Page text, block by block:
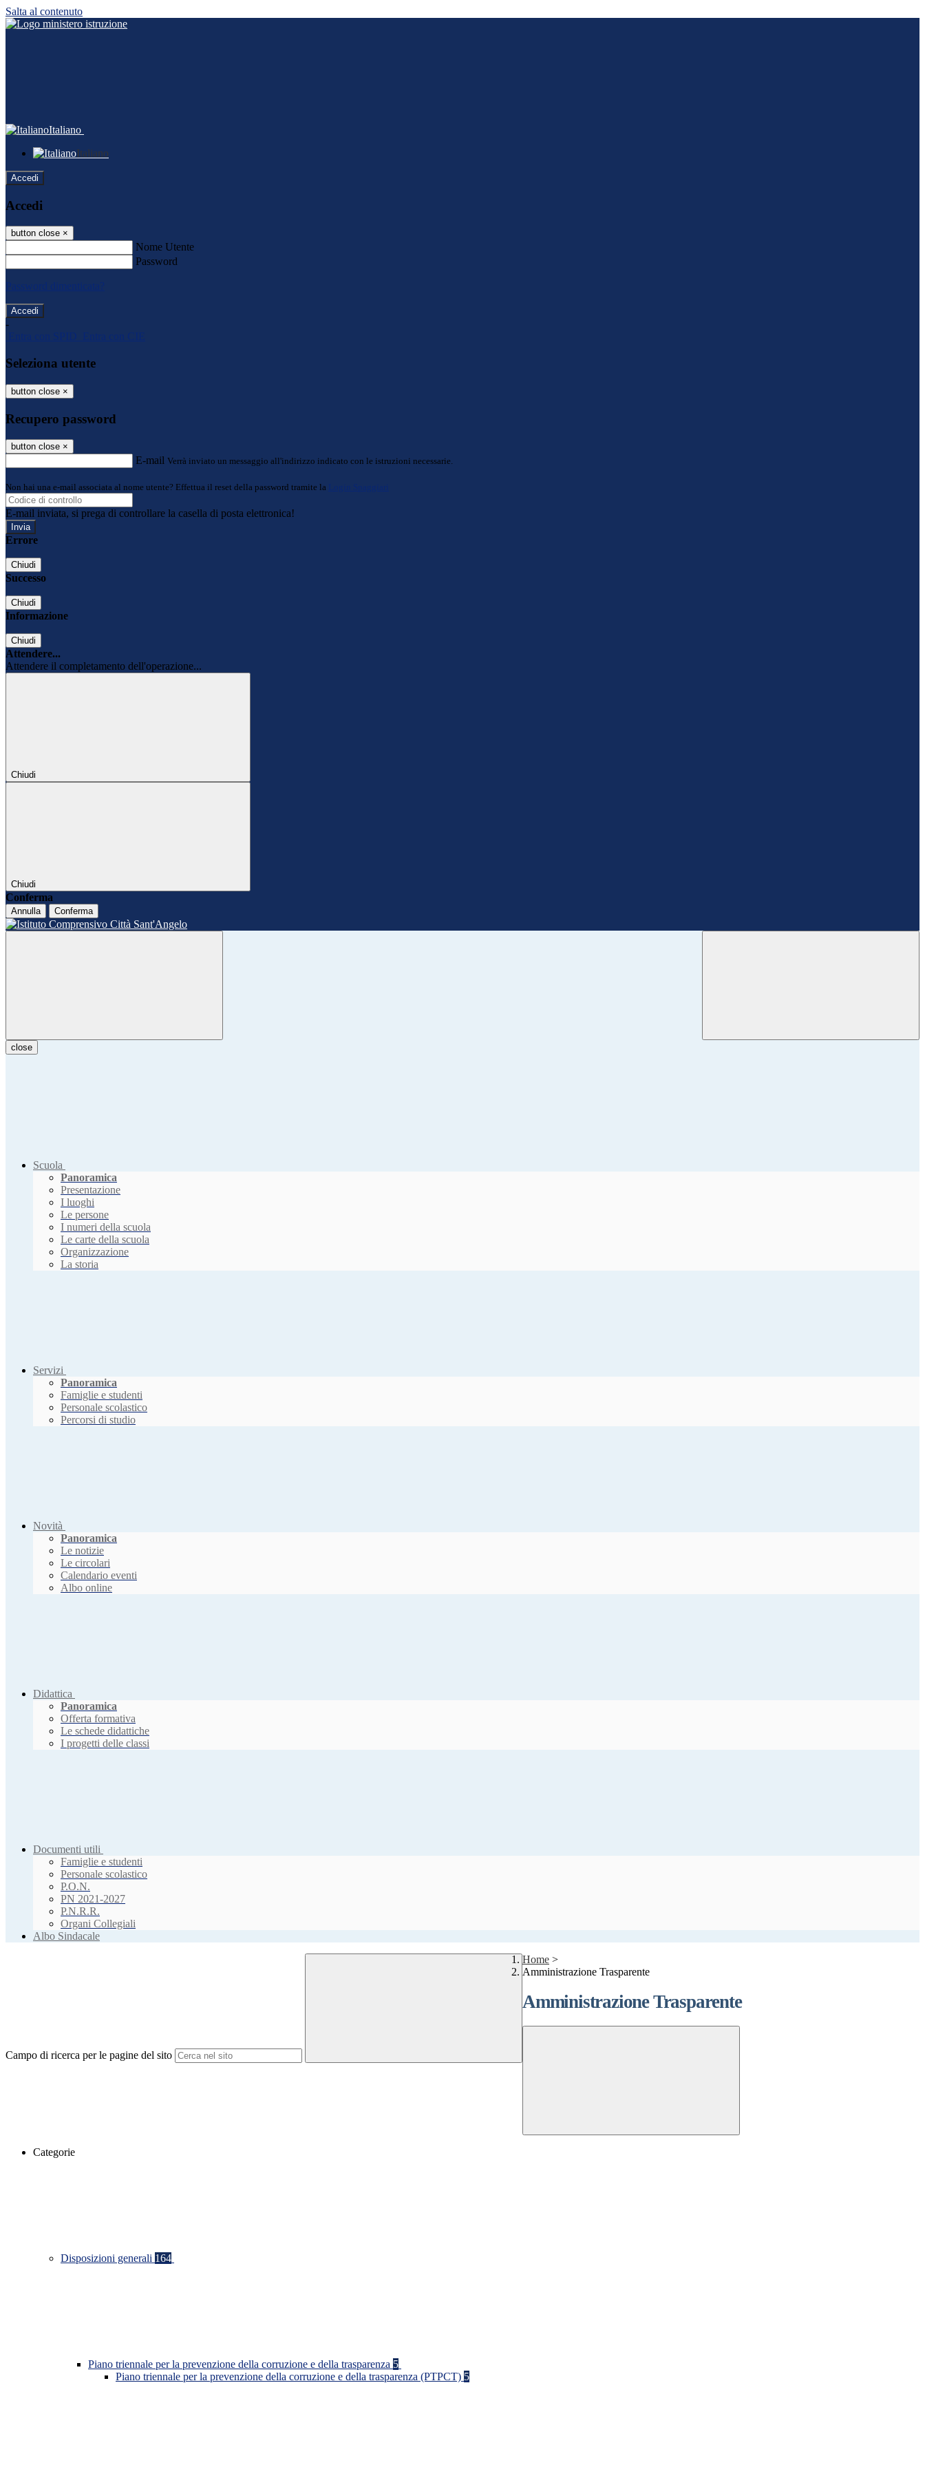
Salta al contenuto
Italiano
Italiano
Accedi
Accedi
button close ×
Nome Utente
Password
Password dimenticata?
-
Entra con SPID
Entra con CIE
Seleziona utente
button close ×
Recupero password
button close ×
E-mail Verrà inviato un messaggio all'indirizzo indicato con le istruzioni necessarie.
Non hai una e-mail associata al nome utente? Effettua il reset della password tramite la Login Spaggiari
E-mail inviata, si prega di controllare la casella di posta elettronica!
Errore
Chiudi
Successo
Chiudi
Informazione
Chiudi
Attendere...
Attendere il completamento dell'operazione...
Chiudi
Chiudi
Conferma
Annulla Conferma
close
Scuola
Panoramica
Presentazione
I luoghi
Le persone
I numeri della scuola
Le carte della scuola
Organizzazione
La storia
Servizi
Panoramica
Famiglie e studenti
Personale scolastico
Percorsi di studio
Novità
Panoramica
Le notizie
Le circolari
Calendario eventi
Albo online
Didattica
Panoramica
Offerta formativa
Le schede didattiche
I progetti delle classi
Documenti utili
Famiglie e studenti
Personale scolastico
P.O.N.
PN 2021-2027
P.N.R.R.
Organi Collegiali
Albo Sindacale
Campo di ricerca per le pagine del sito
Home >
Amministrazione Trasparente
Amministrazione Trasparente
Categorie
Disposizioni generali 164
Piano triennale per la prevenzione della corruzione e della trasparenza 5
Piano triennale per la prevenzione della corruzione e della trasparenza (PTPCT) 5